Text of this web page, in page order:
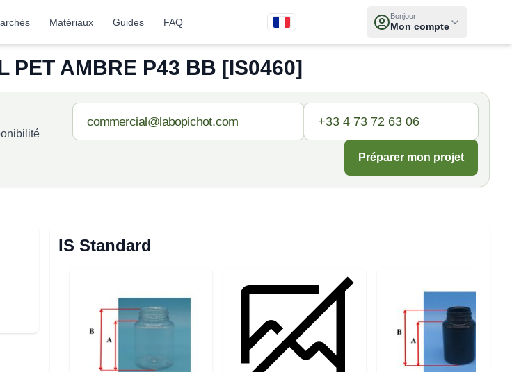
Matériaux Guides FAQ
Bonjour
Mon compte
PET AMBRE P43 BB [IS0460]
Préparer mon projet
IS Standard